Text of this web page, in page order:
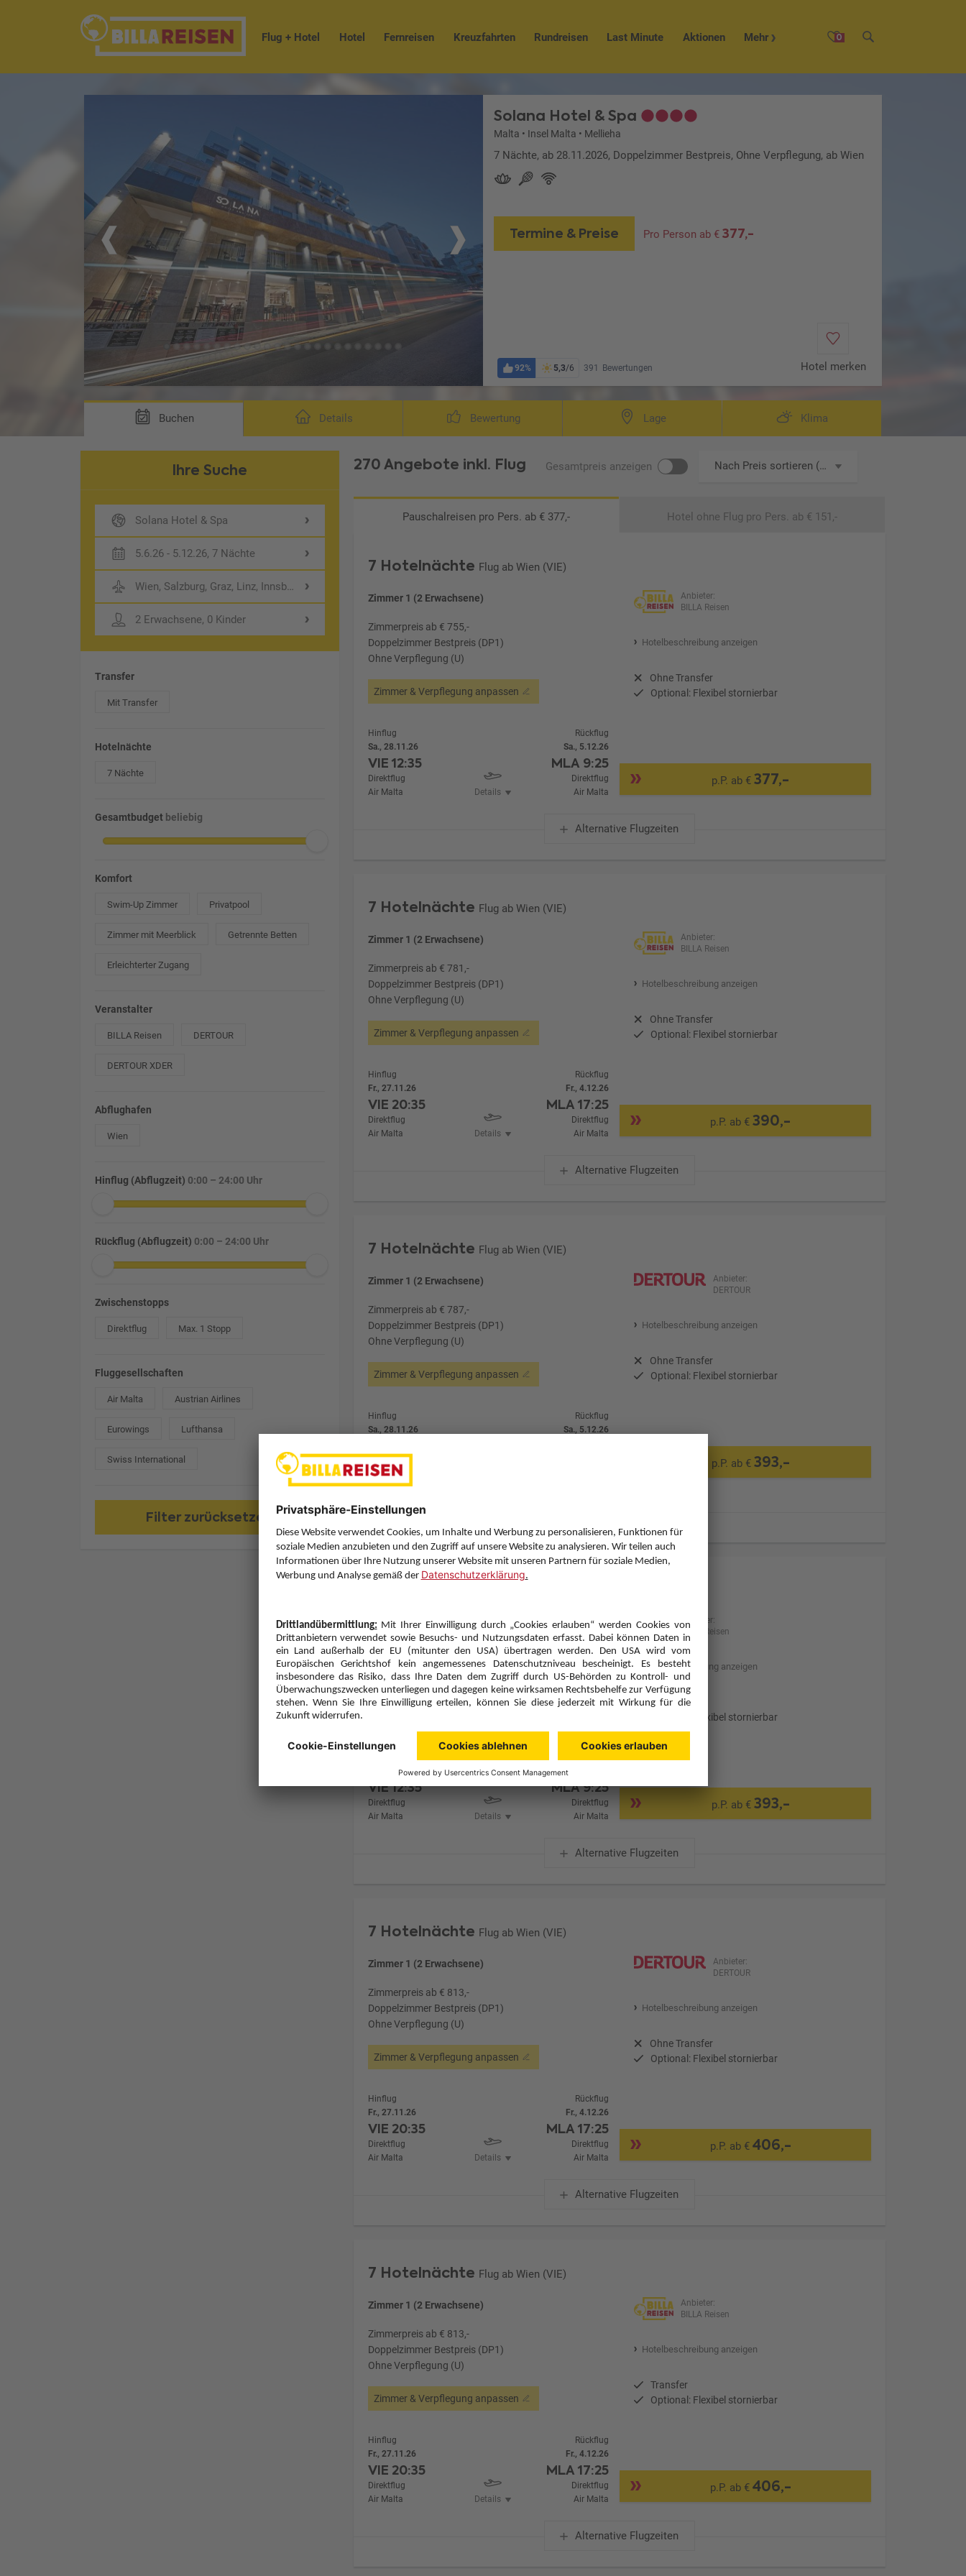
0
Flug + Hotel Hotel Fernreisen Kreuzfahrten Rundreisen Last Minute Aktionen Mehr
Solana Hotel & Spa
Malta • Insel Malta • Mellieha
7 Nächte, ab 28.11.2026, Doppelzimmer Bestpreis, Ohne Verpflegung, ab Wien
Termine & Preise Pro Person ab €377,-
92% 5,3/6 391 Bewertungen Hotel merken
Buchen Details Bewertung Lage Klima
Ihre Suche
Solana Hotel & Spa
5.6.26 - 5.12.26, 7 Nächte
Wien, Salzburg, Graz, Linz, Innsbruck
2 Erwachsene, 0 Kinder
Transfer
Mit Transfer
Hotelnächte
7 Nächte
Gesamtbudget beliebig
Komfort
Swim-Up Zimmer Privatpool
Zimmer mit Meerblick Getrennte Betten
Erleichterter Zugang
Veranstalter
BILLA Reisen DERTOUR
DERTOUR XDER
Abflughafen
Wien
Hinflug (Abflugzeit) 0:00 – 24:00 Uhr
Rückflug (Abflugzeit) 0:00 – 24:00 Uhr
Zwischenstopps
Direktflug Max. 1 Stopp
Fluggesellschaften
Air Malta Austrian Airlines
Eurowings Lufthansa
Swiss International
Filter zurücksetzen
270 Angebote inkl. Flug Gesamtpreis anzeigen Nach Preis sortieren (aufsteigend)
Pauschalreisen pro Pers. ab € 377,- Hotel ohne Flug pro Pers. ab € 151,-
7 Hotelnächte Flug ab Wien (VIE)
Zimmer 1 (2 Erwachsene)
Zimmerpreis ab € 755,-
Doppelzimmer Bestpreis (DP1)
Ohne Verpflegung (U)
Zimmer & Verpflegung anpassen
Anbieter:
BILLA Reisen
Hotelbeschreibung anzeigen
Ohne Transfer
Optional: Flexibel stornierbar
Hinflug
Sa., 28.11.26
VIE12:35
Direktflug
Air Malta
Details
Rückflug
Sa., 5.12.26
MLA 9:25
Direktflug
Air Malta
p.P. ab €377,-
Alternative Flugzeiten
7 Hotelnächte Flug ab Wien (VIE)
Zimmer 1 (2 Erwachsene)
Zimmerpreis ab € 781,-
Doppelzimmer Bestpreis (DP1)
Ohne Verpflegung (U)
Zimmer & Verpflegung anpassen
Anbieter:
BILLA Reisen
Hotelbeschreibung anzeigen
Ohne Transfer
Optional: Flexibel stornierbar
Hinflug
Fr., 27.11.26
VIE 20:35
Direktflug
Air Malta
Details
Rückflug
Fr., 4.12.26
MLA17:25
Direktflug
Air Malta
p.P. ab €390,-
Alternative Flugzeiten
7 Hotelnächte Flug ab Wien (VIE)
Zimmer 1 (2 Erwachsene)
Zimmerpreis ab € 787,-
Doppelzimmer Bestpreis (DP1)
Ohne Verpflegung (U)
Zimmer & Verpflegung anpassen
Anbieter:
DERTOUR
Hotelbeschreibung anzeigen
Ohne Transfer
Optional: Flexibel stornierbar
Hinflug
Sa., 28.11.26
Direktflug
Air Malta
Rückflug
Sa., 5.12.26
p.P. ab € 393,-
Zimmer 1 (2 Erwachsene)
Zimmerpreis ab € 787,-
Doppelzimmer Bestpreis (DP1)
Ohne Verpflegung (U)
Anbieter:
BILLA Reisen
Hotelbeschreibung anzeigen
Transfer
Optional: Flexibel stornierbar
Sa., 28.11.26
VIE12:35
Direktflug
Air Malta
Details
Sa., 5.12.26
MLA9:25
Direktflug
Air Malta
p.P. ab € 393,-
Alternative Flugzeiten
7 Hotelnächte Flug ab Wien (VIE)
Zimmer 1 (2 Erwachsene)
Zimmerpreis ab € 813,-
Doppelzimmer Bestpreis (DP1)
Ohne Verpflegung (U)
Zimmer & Verpflegung anpassen
Anbieter:
DERTOUR
Hotelbeschreibung anzeigen
Ohne Transfer
Optional: Flexibel stornierbar
Hinflug
Fr., 27.11.26
VIE 20:35
Direktflug
Air Malta
Details
Rückflug
Fr., 4.12.26
MLA17:25
Direktflug
Air Malta
p.P. ab € 406,-
Alternative Flugzeiten
7 Hotelnächte Flug ab Wien (VIE)
Zimmer 1 (2 Erwachsene)
Zimmerpreis ab € 813,-
Doppelzimmer Bestpreis (DP1)
Ohne Verpflegung (U)
Zimmer & Verpflegung anpassen
Anbieter:
BILLA Reisen
Hotelbeschreibung anzeigen
Transfer
Optional: Flexibel stornierbar
Hinflug
Fr., 27.11.26
VIE 20:35
Direktflug
Air Malta
Details
Rückflug
Fr., 4.12.26
MLA17:25
Direktflug
Air Malta
p.P. ab € 406,-
Alternative Flugzeiten